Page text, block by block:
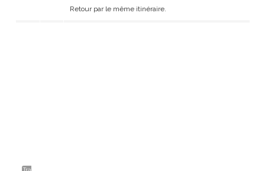
Retour par le même itinéraire.
Tra